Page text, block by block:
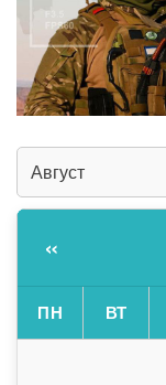
«
ПН ВТ